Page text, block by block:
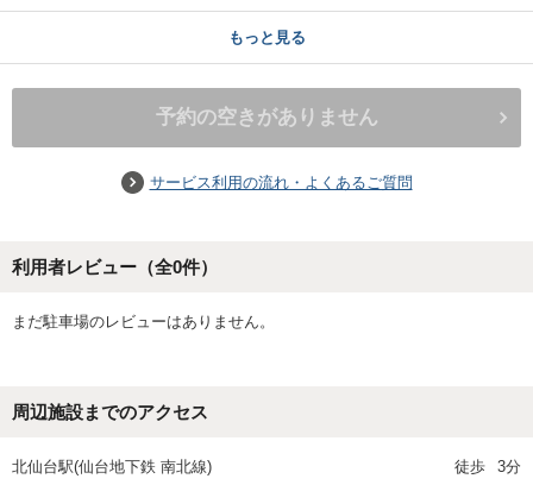
もっと見る
予約の空きがありません
サービス利用の流れ・よくあるご質問
利用者レビュー（全0件）
まだ駐車場のレビューはありません。
周辺施設までのアクセス
北仙台駅(仙台地下鉄 南北線) 徒歩
3分